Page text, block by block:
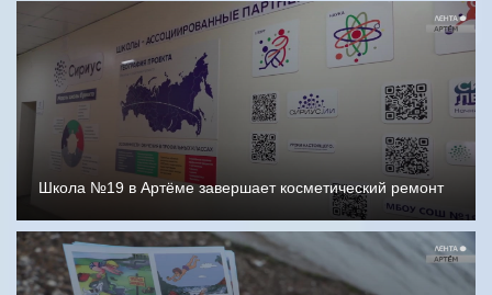
Школа №19 в Артёме завершает косметический ремонт